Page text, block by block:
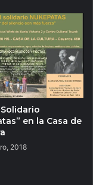
en la Casa de
2018